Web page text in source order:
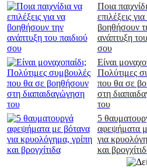
Ποια
επιλέξεις
βοηθήσουν
ανάπτυξη
σου
Είναι
Πολύτιμες
που θα σε
στη
του
5
αφεψήματα
για
και